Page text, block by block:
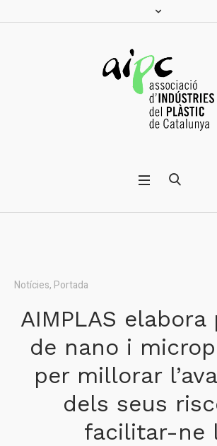
Notícies, Portada
AIMPLAS elabora
de nano i
per millorar
dels seus
facilitar-ne